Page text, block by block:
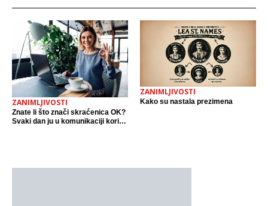
ZANIMLJIVOSTI
Znate li što znači skraćenica OK?
Svaki dan ju u komunikaciji koristi
ZANIMLJIVOSTI
Kako su nastala prezimena